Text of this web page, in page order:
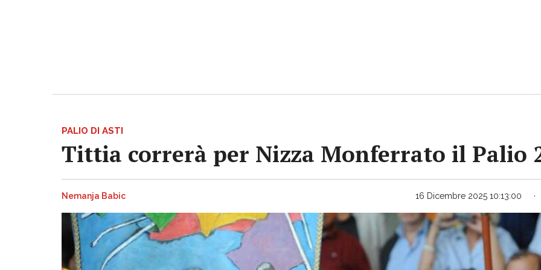
PALIO DI ASTI
Tittia correrà per Nizza Monferrato il Palio
Nemanja Babic 16 Dicembre 2025 10:13:00